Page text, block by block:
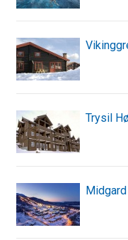
Trysil